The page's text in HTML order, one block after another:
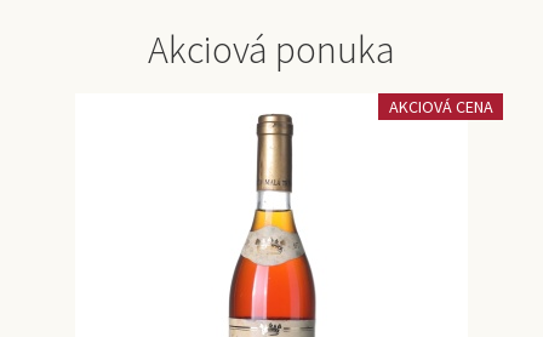
Akciová ponuka
AKCIOVÁ CENA